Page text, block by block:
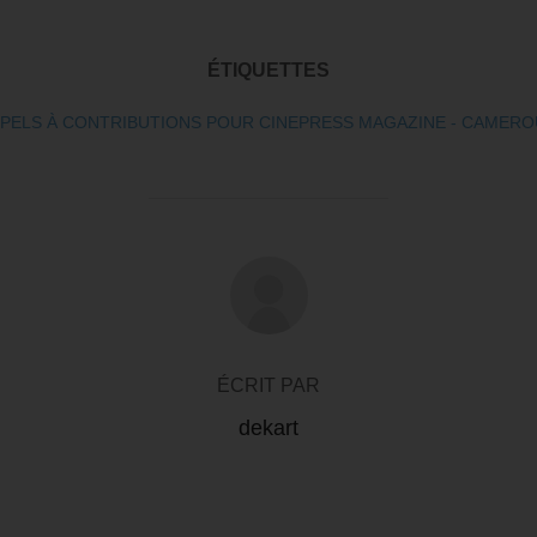
ÉTIQUETTES
À CONTRIBUTIONS POUR CINEPRESS MAGAZINE -
ÉCRIT PAR
dekart